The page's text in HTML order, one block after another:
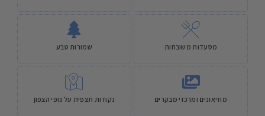
מסעדות משובחות שמורות טבע
מוזיאונים ומרכזי מבקרים נקודות תצפית על נופי הצפון